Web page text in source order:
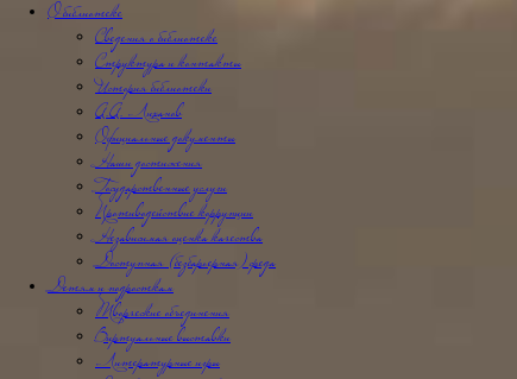
О библиотеке
Сведения о библиотеке
Структура и контакты
История библиотеки
А.А. Лиханов
Официальные документы
Наши достижения
Государственные услуги
Противодействие коррупции
Независимая оценка качества
Доступная (безбарьерная) среда
Детям и подросткам
Творческие объединения
Виртуальные выставки
Литературные игры